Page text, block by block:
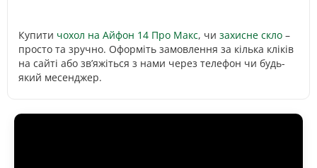
Купити чохол на Айфон 14 Про Макс, чи захисне скло –
просто та зручно. Оформіть замовлення за кілька кліків
на сайті або зв’яжіться з нами через телефон чи будь-
який месенджер.